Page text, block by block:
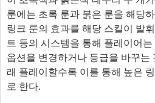
룬에는 초록 룬과 붉은 룬을 해당
링크 룬의 효과를 해당 스킬이 발
트 등의 시스템을 통해 플레이어
옵션을 변경하거나 등급을 바꾸는
래 플레이할수록 이를 통해 높은
로 한다.